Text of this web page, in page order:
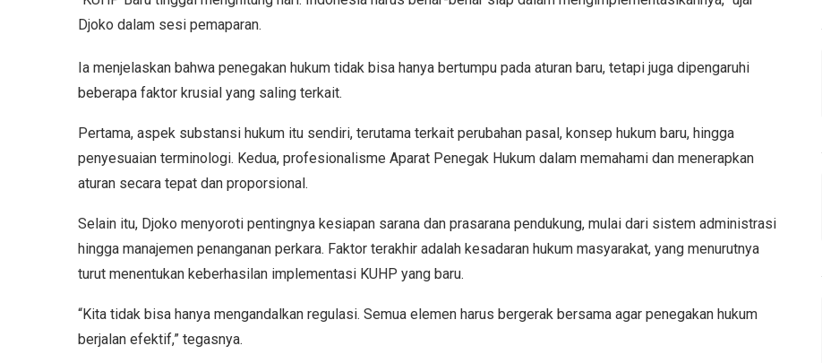
Djoko dalam sesi pemaparan.
Ia menjelaskan bahwa penegakan hukum tidak bisa hanya bertumpu pada aturan baru, tetapi juga dipengaruhi
beberapa faktor krusial yang saling terkait.
Pertama, aspek substansi hukum itu sendiri, terutama terkait perubahan pasal, konsep hukum baru, hingga
penyesuaian terminologi. Kedua, profesionalisme Aparat Penegak Hukum dalam memahami dan menerapkan
aturan secara tepat dan proporsional.
Selain itu, Djoko menyoroti pentingnya kesiapan sarana dan prasarana pendukung, mulai dari sistem administrasi
hingga manajemen penanganan perkara. Faktor terakhir adalah kesadaran hukum masyarakat, yang menurutnya
turut menentukan keberhasilan implementasi KUHP yang baru.
“Kita tidak bisa hanya mengandalkan regulasi. Semua elemen harus bergerak bersama agar penegakan hukum
berjalan efektif,” tegasnya.